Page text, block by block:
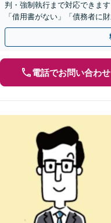
判・強制執行まで対応できま
「借用書がない」「債務者に
さい！【分割払いあり】【休
電話でお問い合わせ